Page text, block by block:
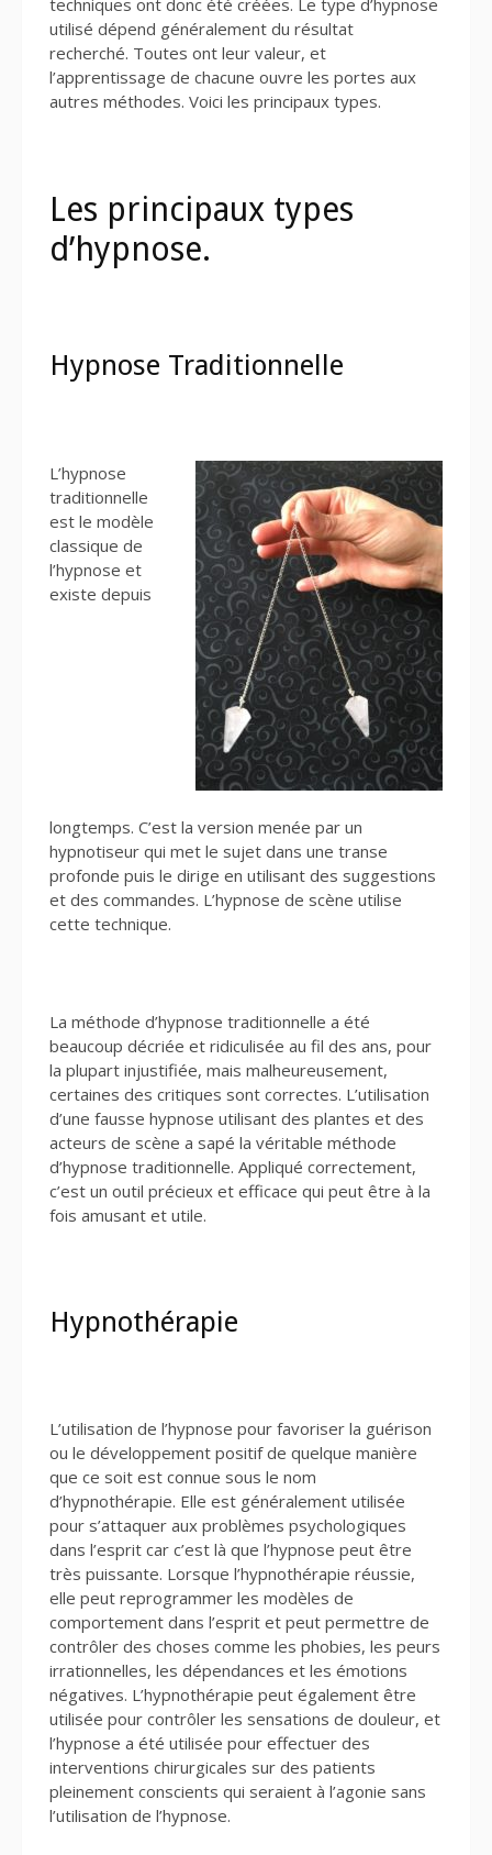
techniques ont donc été créées. Le type d’hypnose
utilisé dépend généralement du résultat
recherché. Toutes ont leur valeur, et
l’apprentissage de chacune ouvre les portes aux
autres méthodes. Voici les principaux types.
Les principaux types
d’hypnose.
Hypnose Traditionnelle
L’hypnose
traditionnelle
est le modèle
classique de
l’hypnose et
existe depuis
longtemps. C’est la version menée par un
hypnotiseur qui met le sujet dans une transe
profonde puis le dirige en utilisant des suggestions
et des commandes. L’hypnose de scène utilise
cette technique.
La méthode d’hypnose traditionnelle a été
beaucoup décriée et ridiculisée au fil des ans, pour
la plupart injustifiée, mais malheureusement,
certaines des critiques sont correctes. L’utilisation
d’une fausse hypnose utilisant des plantes et des
acteurs de scène a sapé la véritable méthode
d’hypnose traditionnelle. Appliqué correctement,
c’est un outil précieux et efficace qui peut être à la
fois amusant et utile.
Hypnothérapie
L’utilisation de l’hypnose pour favoriser la guérison
ou le développement positif de quelque manière
que ce soit est connue sous le nom
d’hypnothérapie. Elle est généralement utilisée
pour s’attaquer aux problèmes psychologiques
dans l’esprit car c’est là que l’hypnose peut être
très puissante. Lorsque l’hypnothérapie réussie,
elle peut reprogrammer les modèles de
comportement dans l’esprit et peut permettre de
contrôler des choses comme les phobies, les peurs
irrationnelles, les dépendances et les émotions
négatives. L’hypnothérapie peut également être
utilisée pour contrôler les sensations de douleur, et
l’hypnose a été utilisée pour effectuer des
interventions chirurgicales sur des patients
pleinement conscients qui seraient à l’agonie sans
l’utilisation de l’hypnose.